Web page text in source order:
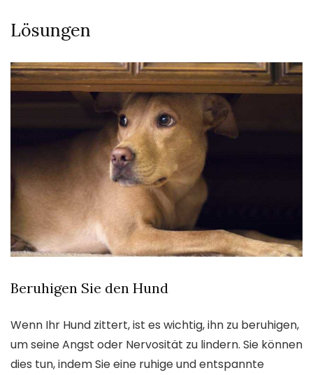
Lösungen
Beruhigen Sie den Hund
Wenn Ihr Hund zittert, ist es wichtig, ihn zu beruhigen,
um seine Angst oder Nervosität zu lindern. Sie können
dies tun, indem Sie eine ruhige und entspannte